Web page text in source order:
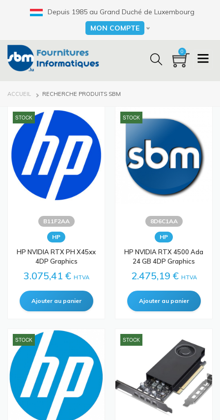
Depuis 1985 au Grand Duché de Luxembourg
Select your language
MON COMPTE
0
FIL
ACCUEIL RECHERCHE PRODUITS SBM
STOCK
B11F2AA
HP
HP NVIDIA RTX PH X45xx
4DP Graphics
3.075,41 € HTVA
STOCK
8D6C1AA
HP
HP NVIDIA RTX 4500 Ada
24 GB 4DP Graphics
2.475,19 € HTVA
STOCK STOCK